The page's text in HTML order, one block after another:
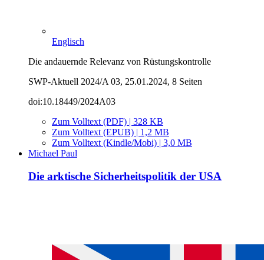
Englisch
Die andauernde Relevanz von Rüstungskontrolle
SWP-Aktuell 2024/A 03, 25.01.2024, 8 Seiten
doi:10.18449/2024A03
Zum Volltext (PDF) | 328 KB
Zum Volltext (EPUB) | 1,2 MB
Zum Volltext (Kindle/Mobi) | 3,0 MB
Michael Paul
Die arktische Sicherheitspolitik der USA